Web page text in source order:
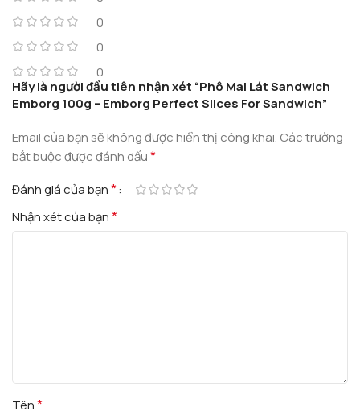
0
0
0
Hãy là người đầu tiên nhận xét “Phô Mai Lát Sandwich
Emborg 100g – Emborg Perfect Slices For Sandwich”
Email của bạn sẽ không được hiển thị công khai. Các trường
bắt buộc được đánh dấu*
Đánh giá của bạn*
Nhận xét của bạn*
Tên*